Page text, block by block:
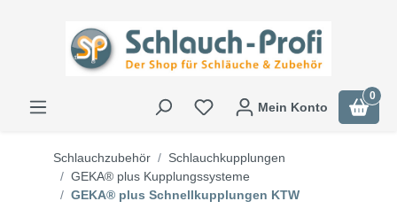
Mein Konto
0
Schlauchzubehör
Schlauchkupplungen
GEKA® plus Kupplungssysteme
GEKA® plus Schnellkupplungen KTW